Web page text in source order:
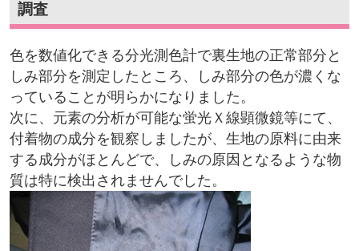
調査
色を数値化できる分光測色計で裏生地の正常部分と
しみ部分を測定したところ、しみ部分の色が濃くな
っていることが明らかになりました。
次に、元素の分析が可能な蛍光Ｘ線顕微鏡等にて、
付着物の成分を観察しましたが、生地の原料に由来
する成分がほとんどで、しみの原因となるような物
質は特に検出されませんでした。